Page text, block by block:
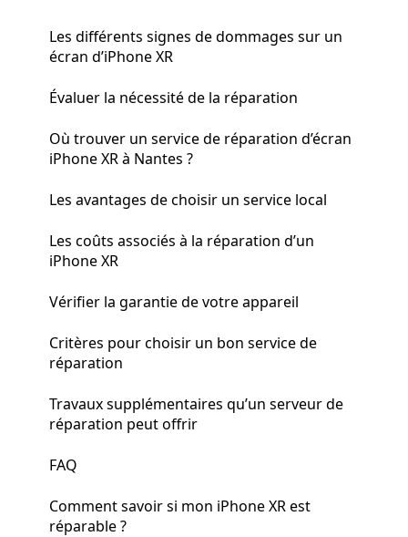
Les différents signes de dommages sur un
écran d’iPhone XR
Évaluer la nécessité de la réparation
Où trouver un service de réparation d’écran
iPhone XR à Nantes ?
Les avantages de choisir un service local
Les coûts associés à la réparation d’un
iPhone XR
Vérifier la garantie de votre appareil
Critères pour choisir un bon service de
réparation
Travaux supplémentaires qu’un serveur de
réparation peut offrir
FAQ
Comment savoir si mon iPhone XR est
réparable ?